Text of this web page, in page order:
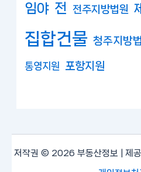
임야 전 전주지방법원
집합건물 청주지방
통영지원 포항지원
저작권 © 2026 부동산정보 | 제